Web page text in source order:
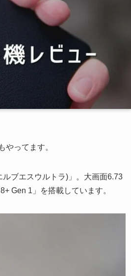
もやってます。
ブエスウルトラ)」。大画面6.73
Gen 1」を搭載しています。